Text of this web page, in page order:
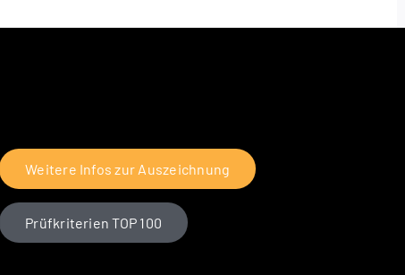
Wei­te­re Infos zur Auszeichnung
Prüf­kri­te­ri­en TOP 100